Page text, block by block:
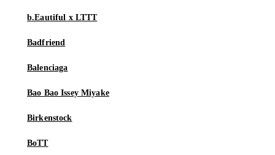
b.Eautiful x LTTT
Badfriend
Balenciaga
Bao Bao Issey Miyake
Birkenstock
BoTT